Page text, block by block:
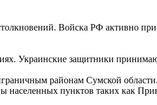
Войска РФ активно
Украинские защитники
районам Сумской
пунктов таких как